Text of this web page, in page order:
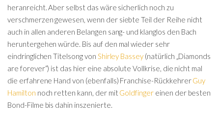
heranreicht. Aber selbst das wäre sicherlich noch zu
verschmerzen gewesen, wenn der siebte Teil der Reihe nicht
auch in allen anderen Belangen sang- und klanglos den Bach
heruntergehen würde. Bis auf den mal wieder sehr
eindringlichen Titelsong von Shirley Bassey (natürlich „Diamonds
are forever“) ist das hier eine absolute Vollkrise, die nicht mal
die erfahrene Hand von (ebenfalls) Franchise-RückkehrerGuy
Hamilton noch retten kann, der mit Goldfinger einen der besten
Bond-Filme bis dahin inszenierte.